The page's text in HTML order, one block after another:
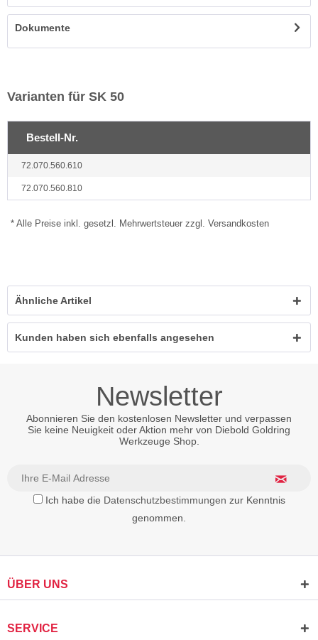
Dokumente
Varianten für SK 50
Bestell-Nr.
72.070.560.610
72.070.560.810
* Alle Preise inkl. gesetzl. Mehrwertsteuer zzgl. Versandkosten
Ähnliche Artikel
Kunden haben sich ebenfalls angesehen
Newsletter
Abonnieren Sie den kostenlosen Newsletter und verpassen
Sie keine Neuigkeit oder Aktion mehr von Diebold Goldring
Werkzeuge Shop.
Ich habe die Datenschutzbestimmungen zur Kenntnis
genommen.
ÜBER UNS
SERVICE